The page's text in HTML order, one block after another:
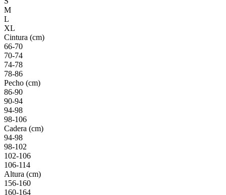
M
L
XL
Cintura (cm)
66-70
70-74
74-78
78-86
Pecho (cm)
86-90
90-94
94-98
98-106
Cadera (cm)
94-98
98-102
102-106
106-114
Altura (cm)
156-160
160-164